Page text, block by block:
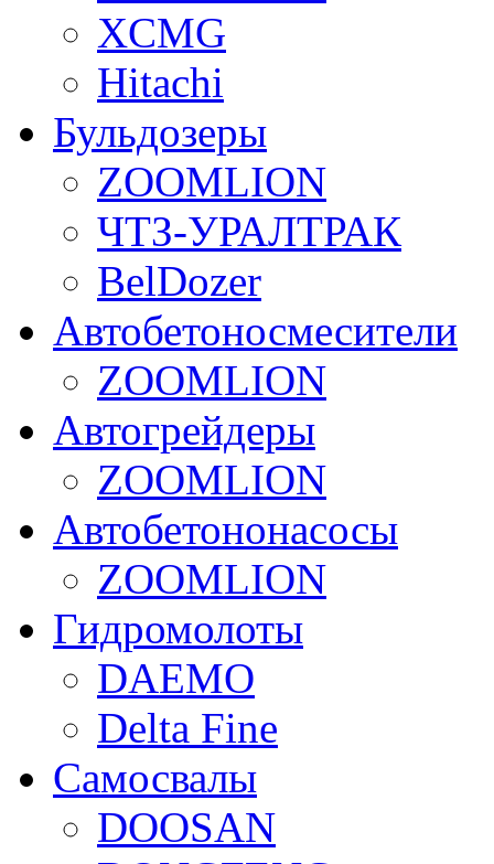
XCMG
Hitachi
Бульдозеры
ZOOMLION
ЧТЗ-УРАЛТРАК
BelDozer
Автобетоносмесители
ZOOMLION
Автогрейдеры
ZOOMLION
Автобетононасосы
ZOOMLION
Гидромолоты
DAEMO
Delta Fine
Самосвалы
DOOSAN